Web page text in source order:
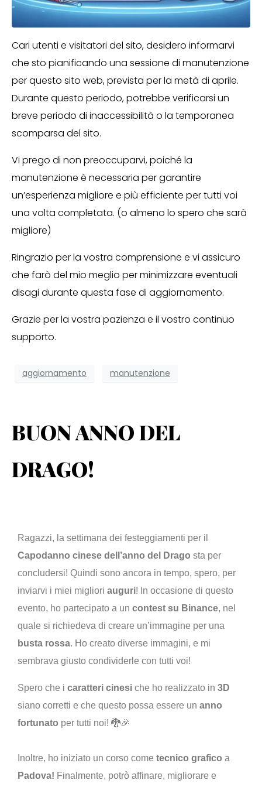
Cari utenti e visitatori del sito, desidero informarvi
che sto pianificando una sessione di manutenzione
per questo sito web, prevista per la metà di aprile.
Durante questo periodo, potrebbe verificarsi un
breve periodo di inaccessibilità o la temporanea
scomparsa del sito.
Vi prego di non preoccuparvi, poiché la
manutenzione è necessaria per garantire
un’esperienza migliore e più efficiente per tutti voi
una volta completata. (o almeno lo spero che sarà
migliore)
Ringrazio per la vostra comprensione e vi assicuro
che farò del mio meglio per minimizzare eventuali
disagi durante questa fase di aggiornamento.
Grazie per la vostra pazienza e il vostro continuo
supporto.
aggiornamento manutenzione
BUON ANNO DEL
DRAGO!
Ragazzi, la settimana dei festeggiamenti per il
Capodanno cinese dell’anno del Drago sta per
concludersi! Quindi sono ancora in tempo, spero, per
inviarvi i miei migliori auguri! In occasione di questo
evento, ho partecipato a un contest su Binance, nel
quale si richiedeva di creare un’immagine per una
busta rossa. Ho creato diverse immagini, e mi
sembrava giusto condividerle con tutti voi!
Spero che i caratteri cinesi che ho realizzato in 3D
siano corretti e che questo possa essere un anno
fortunato per tutti noi! 🐉🎉
Inoltre, ho iniziato un corso come tecnico grafico a
Padova! Finalmente, potrò affinare, migliorare e